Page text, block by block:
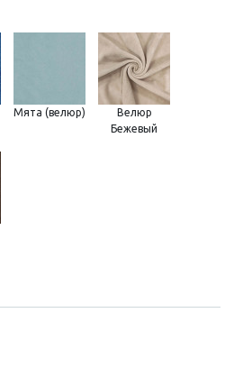
Мята (велюр)
Велюр
Бежевый